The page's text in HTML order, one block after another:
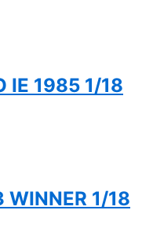
IE 1985 1/18
1/18